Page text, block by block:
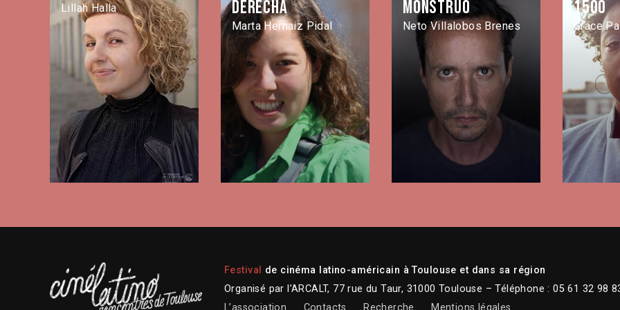
Lillah Halla
derecha
Marta Hernaiz Pidal
monstruo
Neto Villalobos Brenes
1500
Grace
Festival de cinéma latino-américain à Toulouse et dans sa région
Organisé par l’ARCALT, 77 rue du Taur, 31000 Toulouse – Téléphone : 05 61 32 98